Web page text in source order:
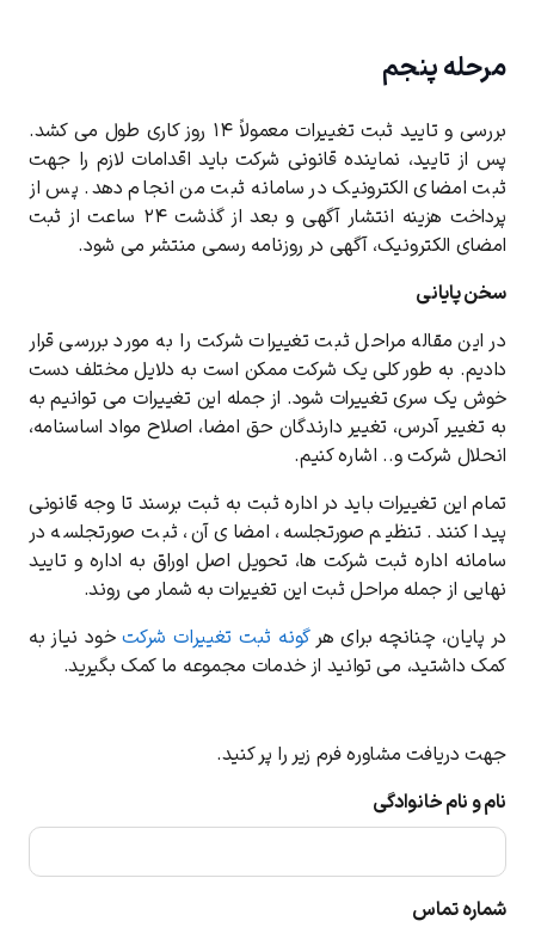
مرحله پنجم
بررسی و تایید ثبت تغییرات معمولاً ۱۴ روز کاری طول می کشد.
پس از تایید، نماینده قانونی شرکت باید اقدامات لازم را جهت
ثبت امضای الکترونیک در سامانه ثبت من انجام دهد. پس از
پرداخت هزینه انتشار آگهی و بعد از گذشت ۲۴ ساعت از ثبت
امضای الکترونیک، آگهی در روزنامه رسمی منتشر می شود.
سخن پایانی
در این مقاله مراحل ثبت تغییرات شرکت را به مورد بررسی قرار
دادیم. به طور کلی یک شرکت ممکن است به دلایل مختلف دست
خوش یک سری تغییرات شود. از جمله این تغییرات می توانیم به
به تغییر آدرس، تغییر دارندگان حق امضا، اصلاح مواد اساسنامه،
انحلال شرکت و.. اشاره کنیم.
تمام این تغییرات باید در اداره ثبت به ثبت برسند تا وجه قانونی
پیدا کنند. تنظیم صورتجلسه، امضای آن، ثبت صورتجلسه در
سامانه اداره ثبت شرکت ها، تحویل اصل اوراق به اداره و تایید
نهایی از جمله مراحل ثبت این تغییرات به شمار می روند.
در پایان، چنانچه برای هرگونه ثبت تغییرات شرکتخود نیاز به
کمک داشتید، می توانید از خدمات مجموعه ما کمک بگیرید.
جهت دریافت مشاوره فرم زیر را پر کنید.
نام و نام خانوادگی
شماره تماس